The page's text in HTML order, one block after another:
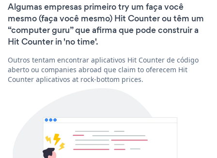
Algumas empresas primeiro try um faça você
mesmo (faça você mesmo) Hit Counter ou têm um
“computer guru” que afirma que pode construir a
Hit Counter in 'no time'.
Outros tentam encontrar aplicativos Hit Counter de código
aberto ou companies abroad que claim to oferecem Hit
Counter aplicativos at rock-bottom prices.